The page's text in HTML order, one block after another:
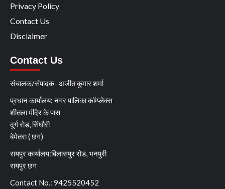
Privacy Policy
Contact Us
Disclaimer
Contact Us
संचालक/संपादक- अजीत कुमार शर्मा
प्रधान कार्यालय: नगर पालिका कॉम्प्लेक्स
शीतला मंदिर के पास
दुर्ग रोड, सिंघौरी
बेमेतरा ( छग)
रायपुर कार्यालय:बिलासपुर रोड, भनपुरी
रायपुर छग
Contact No.: 9425520452